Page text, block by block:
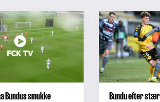
Bundus smukke
Bundu efter